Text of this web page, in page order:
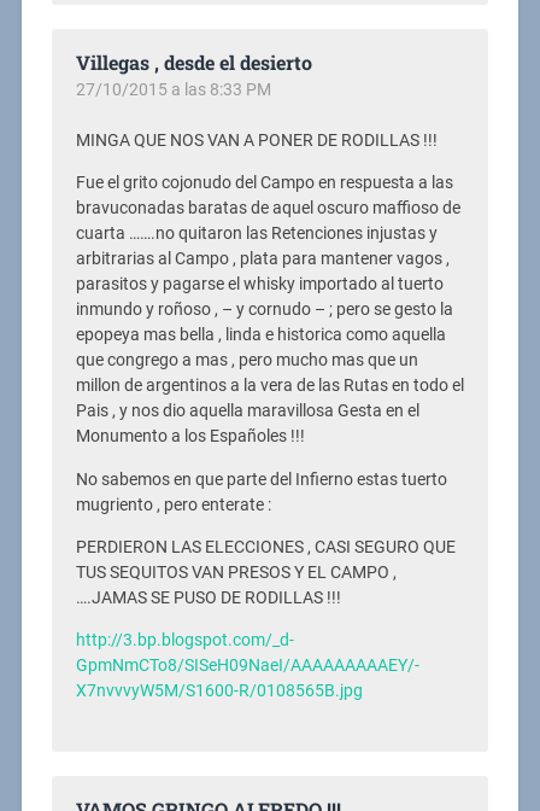
Villegas , desde el desierto
27/10/2015 a las 8:33 PM
MINGA QUE NOS VAN A PONER DE RODILLAS !!!
Fue el grito cojonudo del Campo en respuesta a las
bravuconadas baratas de aquel oscuro maffioso de
cuarta …….no quitaron las Retenciones injustas y
arbitrarias al Campo , plata para mantener vagos ,
parasitos y pagarse el whisky importado al tuerto
inmundo y roñoso , – y cornudo – ; pero se gesto la
epopeya mas bella , linda e historica como aquella
que congrego a mas , pero mucho mas que un
millon de argentinos a la vera de las Rutas en todo el
Pais , y nos dio aquella maravillosa Gesta en el
Monumento a los Españoles !!!
No sabemos en que parte del Infierno estas tuerto
mugriento , pero enterate :
PERDIERON LAS ELECCIONES , CASI SEGURO QUE
TUS SEQUITOS VAN PRESOS Y EL CAMPO ,
….JAMAS SE PUSO DE RODILLAS !!!
http://3.bp.blogspot.com/_d-
GpmNmCTo8/SISeH09NaeI/AAAAAAAAAEY/-
X7nvvvyW5M/S1600-R/0108565B.jpg